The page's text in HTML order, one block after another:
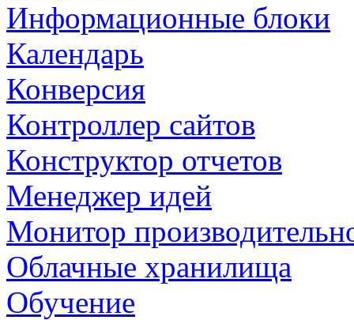
Информационные блоки
Календарь
Конверсия
Контроллер сайтов
Конструктор отчетов
Менеджер идей
Монитор
Облачные хранилища
Обучение